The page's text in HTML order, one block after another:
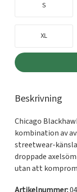
S
XL
Beskrivning
Chicago
kombination av
streetwear-
droppade
utan att